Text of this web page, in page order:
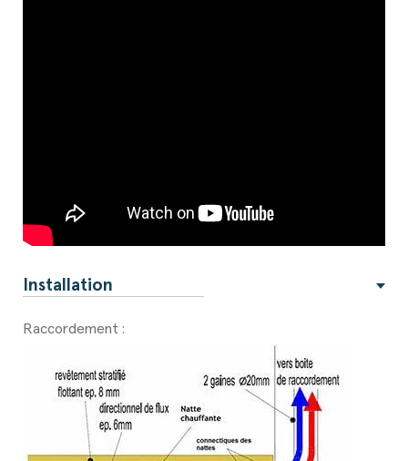
Installation
Raccordement :